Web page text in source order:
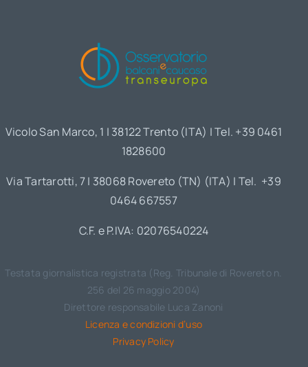
Vicolo San Marco, 1 | 38122 Trento (ITA) | Tel. +39 0461
1828600
Via Tartarotti, 7 | 38068 Rovereto (TN) (ITA) | Tel. +39
0464 667557
C.F. e P.IVA: 02076540224
Testata giornalistica registrata (Reg. Tribunale di Rovereto n.
256 del 26 maggio 2004)
Direttore responsabile Luca Zanoni
Licenza e condizioni d’uso
Privacy Policy